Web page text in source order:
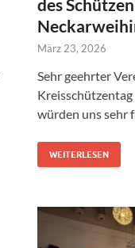
des
März 23, 2026
Sehr geehrter
würden uns sehr
WEITERLESEN